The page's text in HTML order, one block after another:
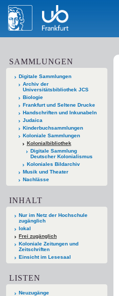
SAMMLUNGEN
Digitale Sammlungen
Archiv der
Universitätsbibliothek JCS
Biologie
Frankfurt und Seltene Drucke
Handschriften und Inkunabeln
Judaica
Kinderbuchsammlungen
Koloniale Sammlungen
Kolonialbibliothek
Digitale Sammlung
Deutscher Kolonialismus
Koloniales Bildarchiv
Musik und Theater
Nachlässe
INHALT
Nur im Netz der Hochschule
zugänglich
lokal
Frei zugänglich
Koloniale Zeitungen und
Zeitschriften
Einsicht im Lesesaal
LISTEN
Neuzugänge